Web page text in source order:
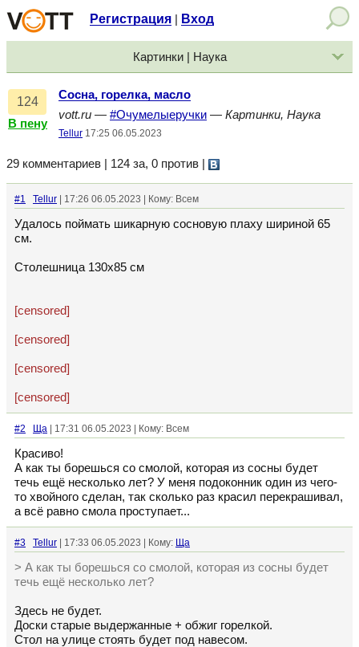
Регистрация Вход
Картинки | Наука
124
В пену
Сосна, горелка, масло
vott.ru — #Очумелыеручки — Картинки, Наука
Tellur 17:25 06.05.2023
29 комментариев | 124 за, 0 против
#1 Tellur | 17:26 06.05.2023 | Кому: Всем
Удалось поймать шикарную сосновую плаху шириной 65
см.
Столешница 130х85 см
[censored]
[censored]
[censored]
[censored]
#2 Ща | 17:31 06.05.2023 | Кому: Всем
Красиво!
А как ты борешься со смолой, которая из сосны будет
течь ещё несколько лет? У меня подоконник один из чего-
то хвойного сделан, так сколько раз красил перекрашивал,
а всё равно смола проступает...
#3 Tellur | 17:33 06.05.2023 | Кому: Ща
> А как ты борешься со смолой, которая из сосны будет
течь ещё несколько лет?
Здесь не будет.
Доски старые выдержанные + обжиг горелкой.
Стол на улице стоять будет под навесом.